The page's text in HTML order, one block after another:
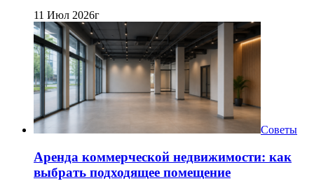
11 Июл 2026г
Советы
Аренда коммерческой недвижимости: как
выбрать подходящее помещение